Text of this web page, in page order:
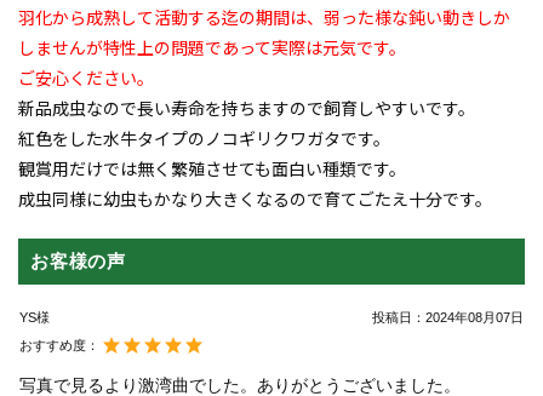
羽化から成熟して活動する迄の期間は、弱った様な鈍い動きしか
しませんが特性上の問題であって実際は元気です。
ご安心ください。
新品成虫なので長い寿命を持ちますので飼育しやすいです。
紅色をした水牛タイプのノコギリクワガタです。
観賞用だけでは無く繁殖させても面白い種類です。
成虫同様に幼虫もかなり大きくなるので育てごたえ十分です。
お客様の声
YS様 投稿日： 2024年08月07日
おすすめ度：
写真で見るより激湾曲でした。ありがとうございました。